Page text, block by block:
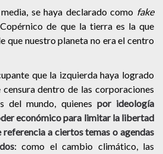
se haya declarado como fake
de que la tierra es la que
que nuestro planeta no era el centro
que la izquierda haya logrado
dentro de las corporaciones
del mundo, quienes por ideología
económico para limitar la libertad
referencia a ciertos temas o agendas
: como el cambio climático, las